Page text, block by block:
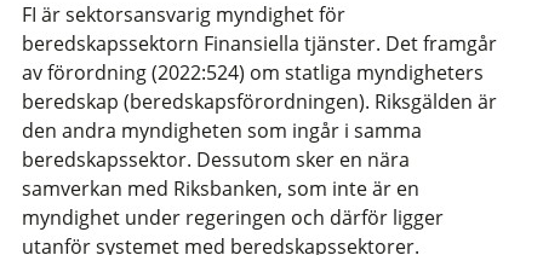
FI är sektorsansvarig myndighet för
beredskapssektorn Finansiella tjänster. Det framgår
av förordning (2022:524) om statliga myndigheters
beredskap (beredskapsförordningen). Riksgälden är
den andra myndigheten som ingår i samma
beredskapssektor. Dessutom sker en nära
samverkan med Riksbanken, som inte är en
myndighet under regeringen och därför ligger
utanför systemet med beredskapssektorer.